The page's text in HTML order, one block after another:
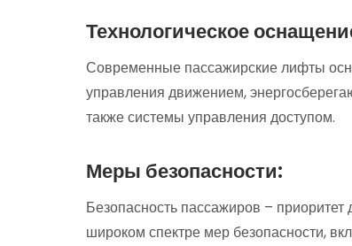
Технологическое
Современные пассажирские лифты
управления движением,
также системы управления доступом.
Меры безопасности:
Безопасность пассажиров –
широком спектре мер безопасности,